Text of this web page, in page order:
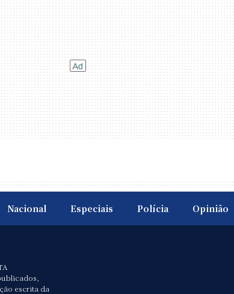
Nacional Especiais Polícia Opinião
escrita da